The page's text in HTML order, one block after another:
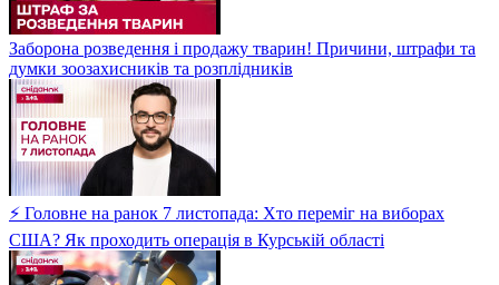
Заборона розведення і продажу тварин! Причини, штрафи та
думки зоозахисників та розплідників
⚡ Головне на ранок 7 листопада: Хто переміг на виборах
США? Як проходить операція в Курській області